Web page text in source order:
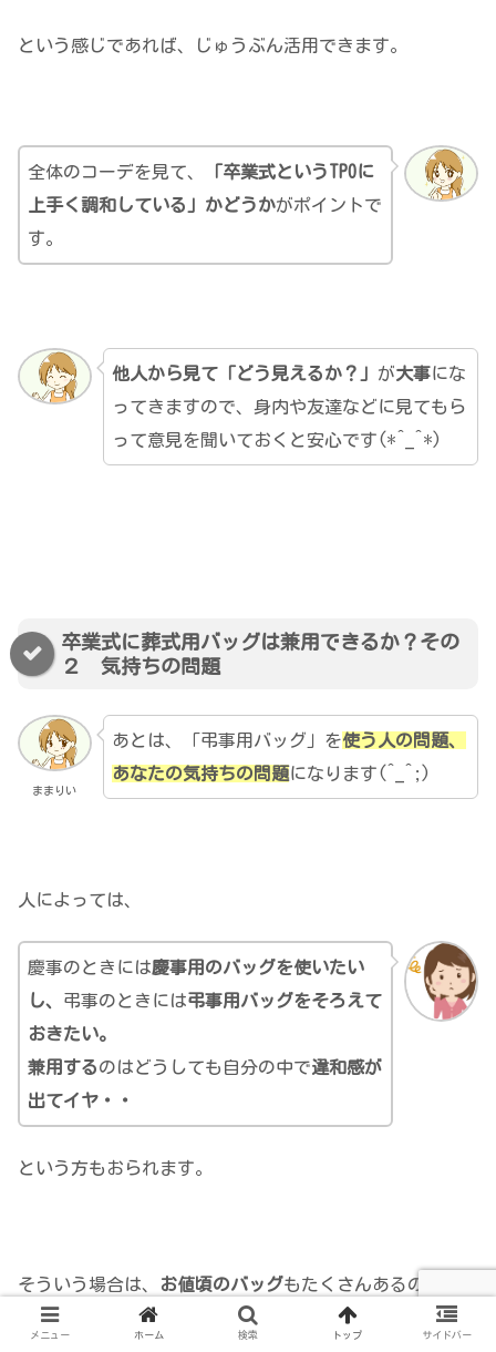
という感じであれば、じゅうぶん活用できます。
全体のコーデを見て、 「卒業式というTPOに
上手く調和している」かどうかがポイントで
す。
他人から見て「どう見えるか？」 が大事にな
ってきますので、身内や友達などに見てもら
って意見を聞いておくと安心です(*^_^*)
卒業式に葬式用バッグは兼用できるか？その
２ 気持ちの問題
ままりい
あとは、「弔事用バッグ」を使う人の問題、
あなたの気持ちの問題になります(^_^;)
人によっては、
慶事のときには慶事用のバッグを使いたい
し、 弔事のときには弔事用バッグをそろえて
おきたい。
兼用するのはどうしても自分の中で違和感が
出てイヤ・・
という方もおられます。
そういう場合は、 お値頃のバッグもたくさんあるので、素
直に別々に揃えておいた方が精神衛生上いいです(^_^;)
メニュー ホーム 検索 トップ サイドバー